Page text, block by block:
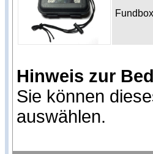
Hinweis zur
Sie können
auswählen.